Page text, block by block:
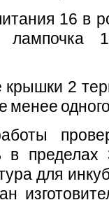
16 в
крышки 2
менее
пределах
для